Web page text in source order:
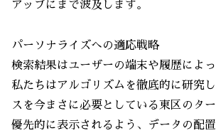
アップにまで波及します。
パーソナライズへの適応戦略
検索結果はユーザーの端末や履歴によっ
私たちはアルゴリズムを徹底的に研究
スを今まさに必要としている東区のタ
優先的に表示されるよう、データの配